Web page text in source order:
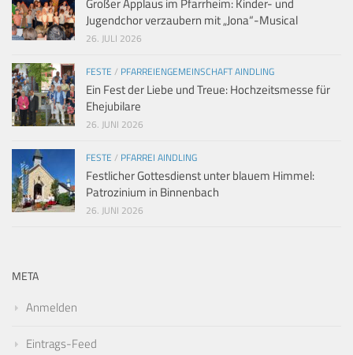
Jugendchor verzaubern mit „Jona“-Musical
26. JULI 2026
FESTE / PFARREIENGEMEINSCHAFT AINDLING
Ein Fest der Liebe und Treue: Hochzeitsmesse für
Ehejubilare
26. JUNI 2026
FESTE / PFARREI AINDLING
Festlicher Gottesdienst unter blauem Himmel:
Patrozinium in Binnenbach
26. JUNI 2026
META
Anmelden
Eintrags-Feed